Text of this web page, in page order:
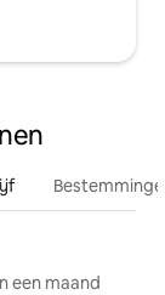
een maand